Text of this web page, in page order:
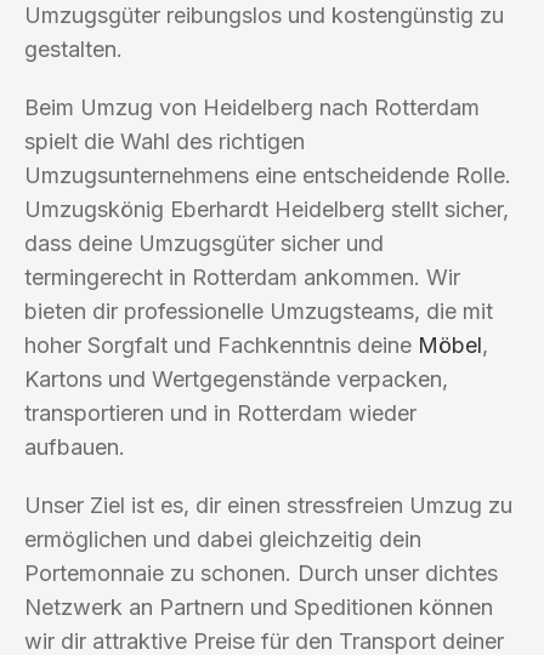
Umzugsgüter reibungslos und kostengünstig zu
gestalten.
Beim Umzug von Heidelberg nach Rotterdam
spielt die Wahl des richtigen
Umzugsunternehmens eine entscheidende Rolle.
Umzugskönig Eberhardt Heidelberg stellt sicher,
dass deine Umzugsgüter sicher und
termingerecht in Rotterdam ankommen. Wir
bieten dir professionelle Umzugsteams, die mit
hoher Sorgfalt und Fachkenntnis deine Möbel,
Kartons und Wertgegenstände verpacken,
transportieren und in Rotterdam wieder
aufbauen.
Unser Ziel ist es, dir einen stressfreien Umzug zu
ermöglichen und dabei gleichzeitig dein
Portemonnaie zu schonen. Durch unser dichtes
Netzwerk an Partnern und Speditionen können
wir dir attraktive Preise für den Transport deiner